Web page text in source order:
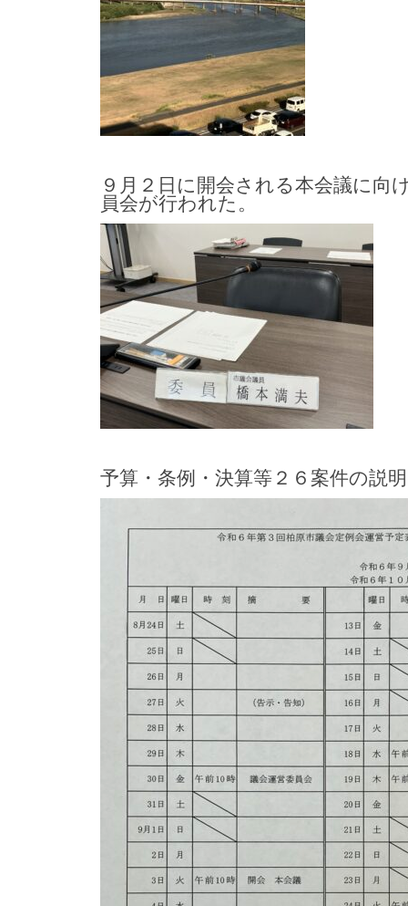
９月２日に開会される本会議に向
員会が行われた。
予算・条例・決算等２６案件の説